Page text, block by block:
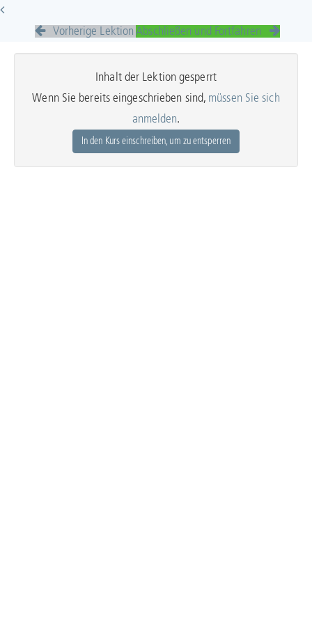
Vorherige Lektion Abschließen und Fortfahren
Inhalt der Lektion gesperrt
Wenn Sie bereits eingeschrieben sind, müssen Sie sich
anmelden.
In den Kurs einschreiben, um zu entsperren